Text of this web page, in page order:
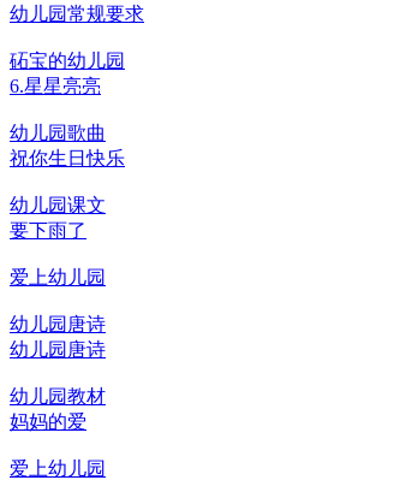
幼儿园常规要求
砳宝的幼儿园
6.星星亮亮
幼儿园歌曲
祝你生日快乐
幼儿园课文
要下雨了
爱上幼儿园
幼儿园唐诗
幼儿园唐诗
幼儿园教材
妈妈的爱
爱上幼儿园